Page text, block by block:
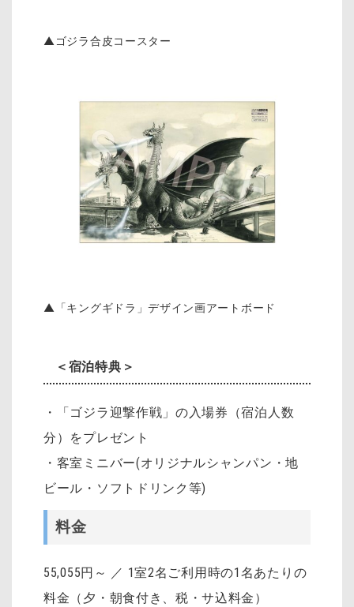
▲ゴジラ合皮コースター
▲「キングギドラ」デザイン画アートボード
＜宿泊特典＞
・「ゴジラ迎撃作戦」の入場券（宿泊人数
分）をプレゼント
・客室ミニバー(オリジナルシャンパン・地
ビール・ソフトドリンク等)
料金
55,055円～ ／ 1室2名ご利用時の1名あたりの
料金（夕・朝食付き、税・サ込料金）